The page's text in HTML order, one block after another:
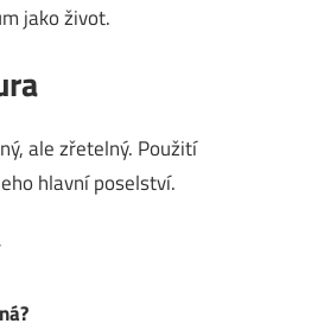
jako život.
ale zřetelný. Použití
hlavní poselství.